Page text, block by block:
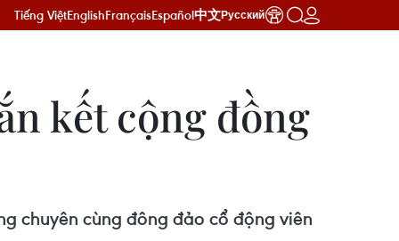
Tiếng ViệtEnglishFrançaisEspañol中文Русский
kết cộng đồng
chuyên cùng đông đảo cổ động viên